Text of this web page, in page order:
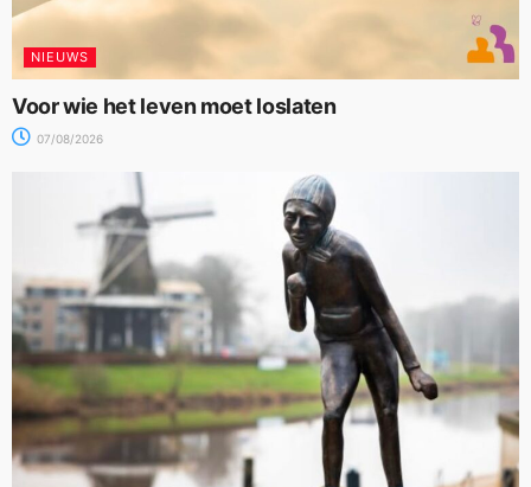
NIEUWS
Voor wie het leven moet loslaten
07/08/2026